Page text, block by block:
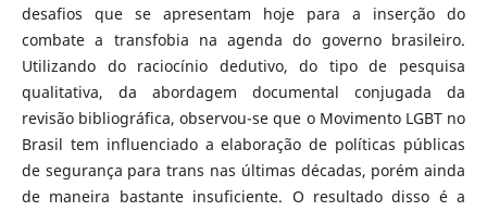
desafios que se apresentam hoje para a inserção do
combate a transfobia na agenda do governo brasileiro.
Utilizando do raciocínio dedutivo, do tipo de pesquisa
qualitativa, da abordagem documental conjugada da
revisão bibliográfica, observou-se que o Movimento LGBT no
Brasil tem influenciado a elaboração de políticas públicas
de segurança para trans nas últimas décadas, porém ainda
de maneira bastante insuficiente. O resultado disso é a